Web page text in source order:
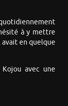
à y mettre
en quelque
avec une